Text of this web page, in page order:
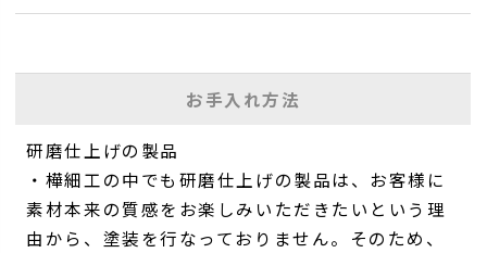
お手入れ方法
研磨仕上げの製品
・樺細工の中でも研磨仕上げの製品は、お客様に
素材本来の質感をお楽しみいただきたいという理
由から、塗装を行なっておりません。そのため、